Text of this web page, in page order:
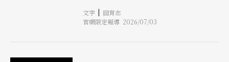
出，「兒童」是戲曲的生命之源；得要有年輕觀眾
願意看戲曲，在他們長大之後又將這樣的看戲興趣
文字 | 田育志
官網限定報導 2026/07/03